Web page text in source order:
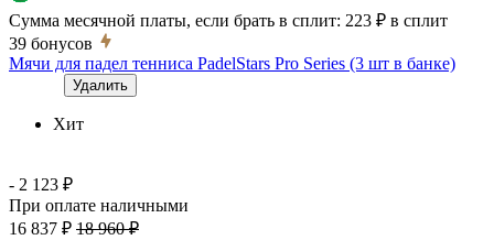
Сумма месячной платы, если брать в сплит: 223 ₽ в сплит
39 бонусов
Мячи для падел тенниса PadelStars Pro Series (3 шт в банке)
Удалить
Хит
- 2 123 ₽
При оплате наличными
16 837 ₽ 18 960 ₽